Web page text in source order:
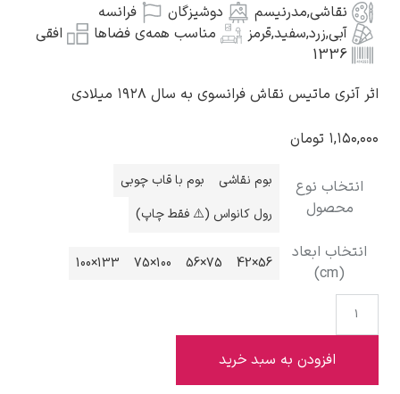
ادوارد هاپر
نقاشی,مدرنیسم دوشیزگان
فرانسه
آبی,زرد,سفید,قرمز مناسب همه‌ی فضاها
افقی
1336
اثر آنری ماتیس نقاش فرانسوی به سال ۱۹۲۸ میلادی
۱,۱۵۰,۰۰۰ تومان
انتخاب نوع
محصول
بوم نقاشی
بوم با قاب چوبی
رول کانواس (⚠️ فقط چاپ)
انتخاب ابعاد
(cm)
56×42
75×56
100×75
133×100
افزودن به سبد خرید